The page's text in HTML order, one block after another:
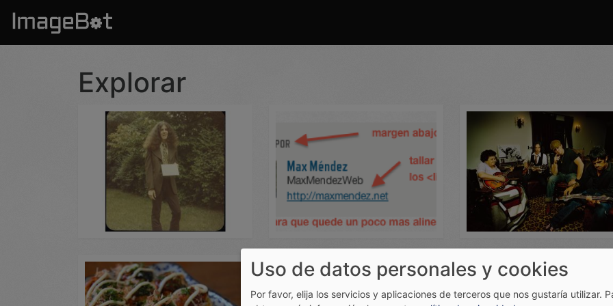
Explorar
Cargada por: leivajd
Cargada por: Akiracr Cargada por: Wally Cargada por: leivajd
Uso de datos personales y cookies
Por favor, elija los servicios y aplicaciones de terceros que nos gustaría utilizar.